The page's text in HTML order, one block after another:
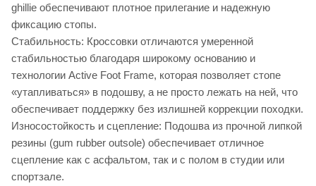
ghillie обеспечивают плотное прилегание и надежную
фиксацию стопы.
Стабильность: Кроссовки отличаются умеренной
стабильностью благодаря широкому основанию и
технологии Active Foot Frame, которая позволяет стопе
«утапливаться» в подошву, а не просто лежать на ней, что
обеспечивает поддержку без излишней коррекции походки.
Износостойкость и сцепление: Подошва из прочной липкой
резины (gum rubber outsole) обеспечивает отличное
сцепление как с асфальтом, так и с полом в студии или
спортзале.